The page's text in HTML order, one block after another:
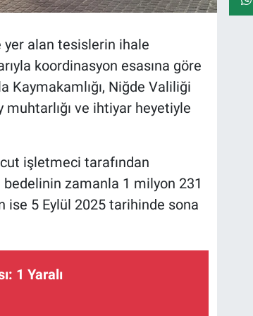
yer alan tesislerin ihale
koordinasyon esasına göre
Kaymakamlığı, Niğde Valiliği
ve ihtiyar heyetiyle
işletmeci tarafından
bedelinin zamanla 1 milyon 231
ise 5 Eylül 2025 tarihinde sona
1 Yaralı